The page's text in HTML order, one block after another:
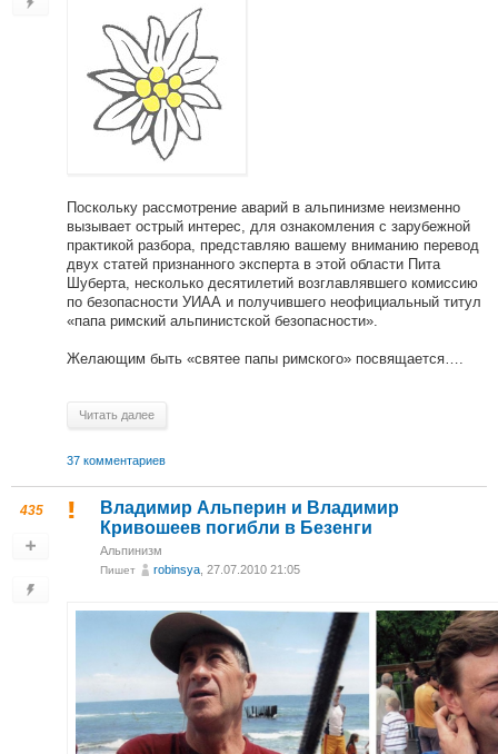
Поскольку рассмотрение аварий в альпинизме неизменно
вызывает острый интерес, для ознакомления с зарубежной
практикой разбора, представляю вашему вниманию перевод
двух статей признанного эксперта в этой области Пита
Шуберта, несколько десятилетий возглавлявшего комиссию
по безопасности УИАА и получившего неофициальный титул
«папа римский альпинистской безопасности».
Желающим быть «святее папы римского» посвящается….
Читать далее
37 комментариев
435
Владимир Альперин и Владимир
Кривошеев погибли в Безенги
Альпинизм
Пишет robinsya , 27.07.2010 21:05